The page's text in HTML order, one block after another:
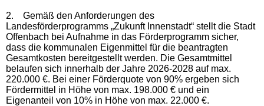
2.
Gemäß den Anforderungen des
Landesförderprogramms „Zukunft Innenstadt“ stellt die Stadt
Offenbach bei Aufnahme in das Förderprogramm sicher,
dass die kommunalen Eigenmittel für die beantragten
Gesamtkosten bereitgestellt werden. Die Gesamtmittel
belaufen sich innerhalb der Jahre 2026-2028 auf max.
220.000 €. Bei einer Förderquote von 90% ergeben sich
Fördermittel in Höhe von max. 198.000 € und ein
Eigenanteil von 10% in Höhe von max. 22.000 €.